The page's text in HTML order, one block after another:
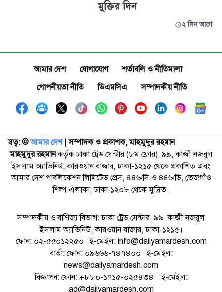
মুক্তির দিন
২ দিন আগে
আমার দেশ যোগাযোগ
শর্তাবলি ও নীতিমালা
গোপনীয়তা নীতি
ডিএমসিএ সম্পাদকীয় নীতি
স্বত্ব: ©️আমার দেশ| সম্পাদক ও প্রকাশক, মাহমুদুর রহমান
মাহমুদুর রহমানকর্তৃক ঢাকা ট্রেড সেন্টার (৮ম ফ্লোর), ৯৯, কাজী নজরুল
ইসলাম অ্যাভিনিউ, কারওয়ান বাজার, ঢাকা-১২১৫ থেকে প্রকাশিত এবং
আমার দেশ পাবলিকেশন লিমিটেড প্রেস, ৪৪৬/সি ও ৪৪৬/ডি, তেজগাঁও
শিল্প এলাকা, ঢাকা-১২০৮ থেকে মুদ্রিত।
সম্পাদকীয় ও বাণিজ্য বিভাগ: ঢাকা ট্রেড সেন্টার, ৯৯, কাজী নজরুল
ইসলাম অ্যাভিনিউ, কারওয়ান বাজার, ঢাকা-১২১৫।
ফোন: ০২-৫৫০১২২৫০। ই-মেইল: info@dailyamardesh.com
বার্তা: ফোন: ০৯৬৬৬-৭৪৭৪০০। ই-মেইল:
news@dailyamardesh.com
বিজ্ঞাপন: ফোন: +৮৮০-১৭১৫-০২৫৪৩৪ । ই-মেইল:
ad@dailyamardesh.com